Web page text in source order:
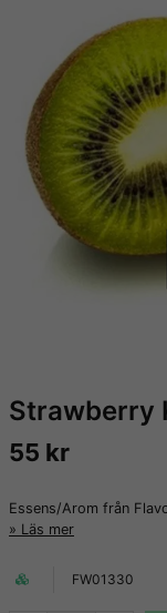
Strawberry
55 kr
Essens/Arom från
Läs mer
FW01330